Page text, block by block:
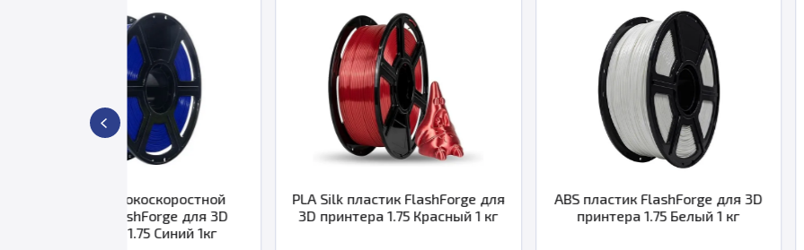
PLA Silk пластик FlashForge для
3D принтера 1.75 Красный 1 кг
ABS пластик FlashForge для 3D
принтера 1.75 Белый 1 кг
PETG пластик
принтера 1.75